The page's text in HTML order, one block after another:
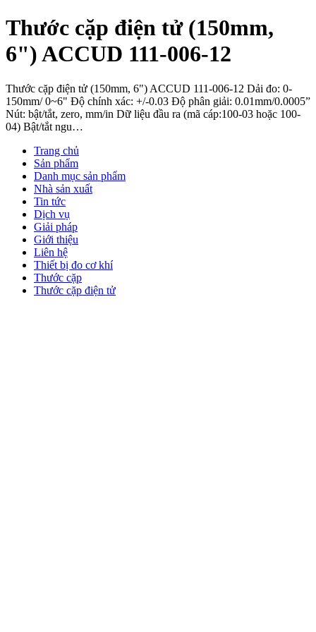
Thước cặp điện tử (150mm,
6") ACCUD 111-006-12
Thước cặp điện tử (150mm, 6") ACCUD 111-006-12 Dải đo: 0-
150mm/ 0~6" Độ chính xác: +/-0.03 Độ phân giải: 0.01mm/0.0005”
Nút: bật/tắt, zero, mm/in Dữ liệu đầu ra (mã cáp:100-03 hoặc 100-
04) Bật/tắt ngu…
Trang chủ
Sản phẩm
Danh mục sản phẩm
Nhà sản xuất
Tin tức
Dịch vụ
Giải pháp
Giới thiệu
Liên hệ
Thiết bị đo cơ khí
Thước cặp
Thước cặp điện tử